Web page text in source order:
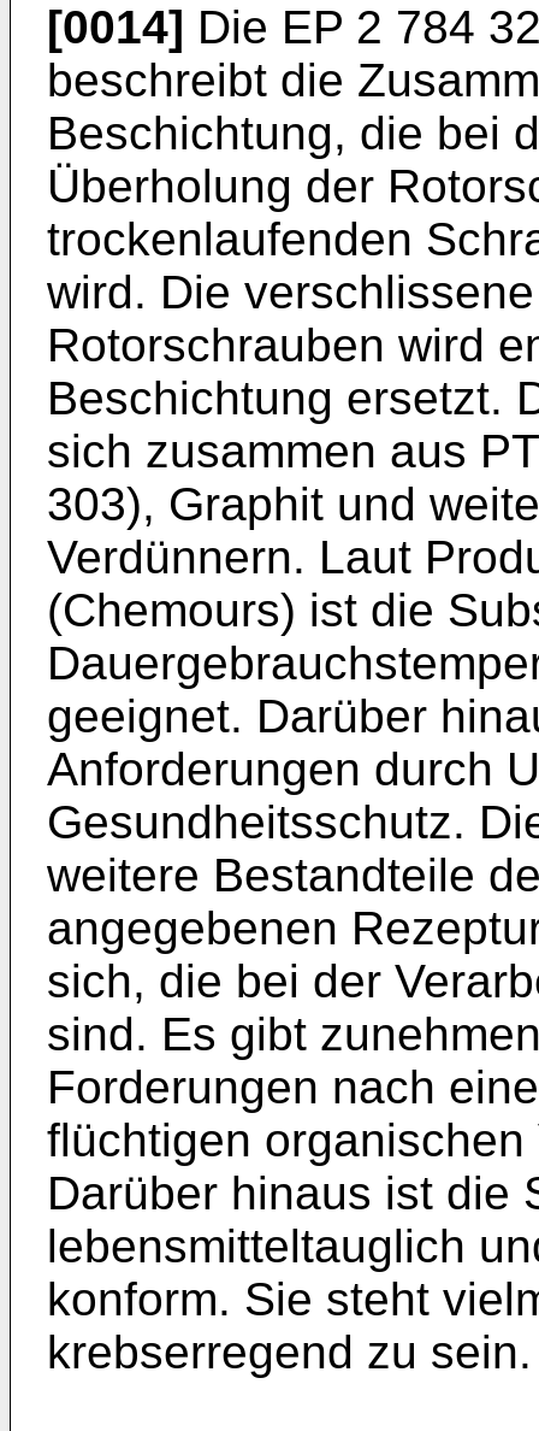
[0014] Die EP 2 784
beschreibt die
Beschichtung, die bei
Überholung der
trockenlaufenden
wird. Die
Rotorschrauben wird
Beschichtung ersetzt.
sich zusammen aus
303), Graphit und
Verdünnern. Laut
(Chemours) ist die
geeignet. Darüber
Anforderungen durch
Gesundheitsschutz.
weitere Bestandteile
angegebenen
sich, die bei der
sind. Es gibt
Forderungen nach
flüchtigen
Darüber hinaus ist die
lebensmitteltauglich
konform. Sie steht
krebserregend zu sein.